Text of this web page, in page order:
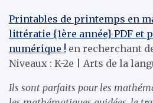
Printables de printemps en
littératie {1ère année} PDF et
numérique ! en recherchant
Niveaux : K-2e | Arts de la
Ils sont parfaits pour les